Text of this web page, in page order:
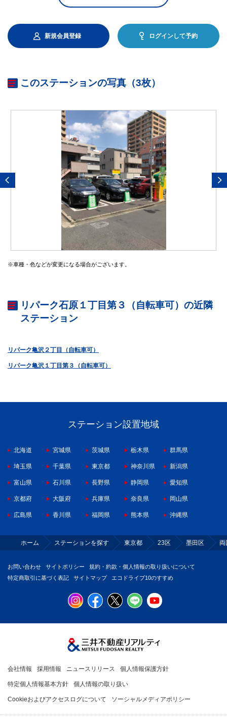
新規会員登録 ログインして予約
このステーションの写真（3枚）
※車種・色などが変更になる場合がございます。
リパーク石原１丁目第３（自転車可）の近隣
ステーション
リパーク亀沢２丁目（自転車可）
リパーク亀沢１丁目第３（自転車可）
ステーション設置地域
北海道 宮城県 茨城県 栃木県 群馬県
埼玉県 千葉県 東京都 神奈川県 新潟県
富山県 石川県 長野県 静岡県 愛知県
京都府 大阪府 兵庫県 奈良県 岡山県
広島県 香川県 福岡県 熊本県 沖縄県
ホーム ステーションを探す 東京都 23区 墨田区 両
お問い合わせ サイトポリシー
規約・約款・個人情報の取り扱いについて
特定商取引に基づく表記
サイトマップ エコドライブ10のすすめ
会社情報 採用情報 ニュースリリース 個人情報保護方針
特定個人情報基本方針 個人情報の取り扱い
Cookieおよびアクセスログについて ソーシャルメディアポリシー